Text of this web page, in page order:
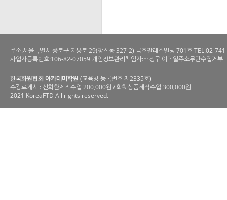
주소:서울특별시 종로구 지봉로 29(창신동 327-2) 금호팔레스빌딩 701호
사업자등록번호:106-82-07059 개인정보관리책임자:배정구 이메일주소무단수집거부
한국화원협회 아카데미학원 (교육청 등록번호 제2335호)
수강료게시 : 신화환제작수업 200,000원 / 화훼상품제작수업 300,000원
2021 KoreaFTD All rights reserved.